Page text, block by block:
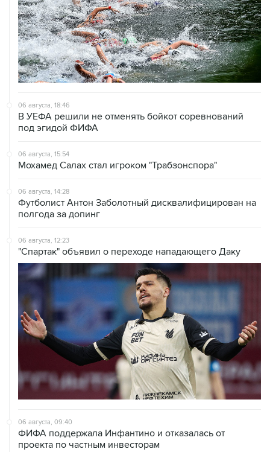
06 августа, 18:46
В УЕФА решили не отменять бойкот соревнований
под эгидой ФИФА
06 августа, 15:54
Мохамед Салах стал игроком "Трабзонспора"
06 августа, 14:28
Футболист Антон Заболотный дисквалифицирован на
полгода за допинг
06 августа, 12:23
"Спартак" объявил о переходе нападающего Даку
06 августа, 09:40
ФИФА поддержала Инфантино и отказалась от
проекта по частным инвесторам